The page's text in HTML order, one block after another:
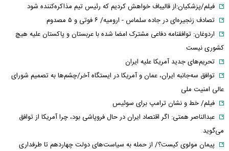
فیلم/پزشکیان:از قالیباف خواهش کردیم که رئیس تیم مذاکره‌کننده شود
تصادف زنجیره‌ای در جاده سلماس - ارومیه/ ۶ فوتی و ۵ مصدوم
اردوغان: توافقنامه دفاعی مشترک امضا شده با عربستان و پاکستان علیه هیچ
کشوری نیست
تحریم‌های جدید آمریکا علیه ایران
توافق سه‌جانبه ایران، عمان و آمریکا در ایستگاه آخر/چشم‌ها به تصمیم شورای
عالی امنیت ملی
فیلم/ خط و نشان ترامپ برای سوئیس
عبدالناصر همتی: اگر اقتصاد ایران در حال فروپاشی بود، چرا آمریکا از توافق
می‌گوید
پیمان مولوی کیست؟/ از حمله به سیاست‌های دولت چهاردهم تا طرفداری